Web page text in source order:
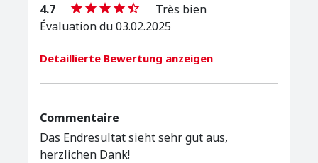
4.7
Très bien
Évaluation du 03.02.2025
Detaillierte Bewertung anzeigen
Commentaire
Das Endresultat sieht sehr gut aus,
herzlichen Dank!